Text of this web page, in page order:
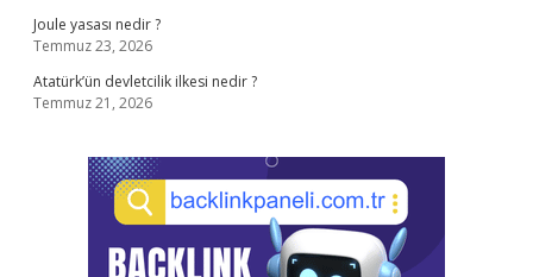
Joule yasası nedir ?
Temmuz 23, 2026
Atatürk’ün devletcilik ilkesi nedir ?
Temmuz 21, 2026